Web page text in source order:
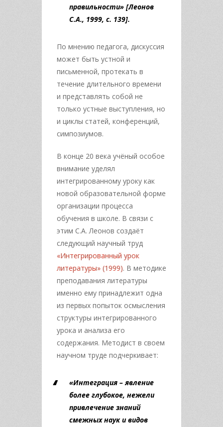
правильности» [Леонов
С.А., 1999, с. 139].
По мнению педагога, дискуссия
может быть устной и
письменной, протекать в
течение длительного времени
и представлять собой не
только устные выступления, но
и циклы статей, конференций,
симпозиумов.
В конце 20 века учёный особое
внимание уделял
интегрированному уроку как
новой образовательной форме
организации процесса
обучения в школе. В связи с
этим С.А. Леонов создаёт
следующий научный труд
«Интегрированный урок
литературы» (1999). В методике
преподавания литературы
именно ему принадлежит одна
из первых попыток осмысления
структуры интегрированного
урока и анализа его
содержания. Методист в своем
научном труде подчеркивает:
«Интеграция – явление
более глубокое, нежели
привлечение знаний
смежных наук и видов